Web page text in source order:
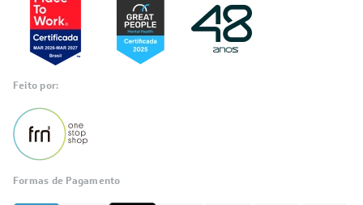
Feito por:
Formas de Pagamento